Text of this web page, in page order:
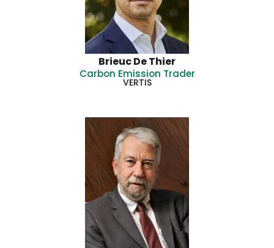
Brieuc De Thier
Carbon Emission Trader
VERTIS